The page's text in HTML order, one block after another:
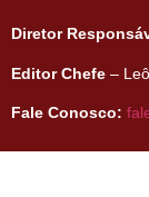
Diretor
Editor Chefe –
Fale Conosco: